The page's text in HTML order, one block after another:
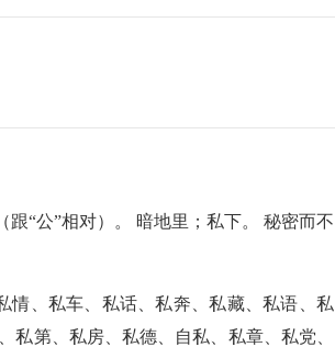
“公”相对）。 暗地里；私下。 秘密而不
情、私车、私话、私奔、私藏、私语、私
第、私房、私德、自私、私章、私党、